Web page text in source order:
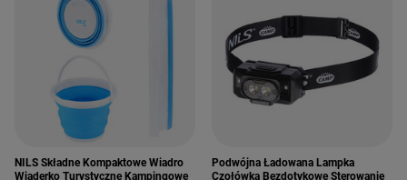
NILS Składne Kompaktowe Wiadro
Wiaderko Turystyczne Kampingowe
Podwójna Ładowana Lampka
Czołówka Bezdotykowe Sterowanie